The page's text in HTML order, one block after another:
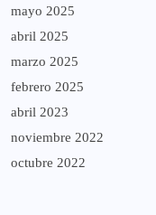
mayo 2025
abril 2025
marzo 2025
febrero 2025
abril 2023
noviembre 2022
octubre 2022